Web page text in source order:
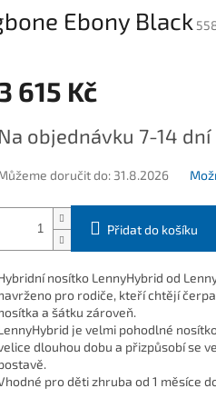
Ebony Black
615 Kč
cena:
Na objednávku 7-14 dní
doručit do: 31.8.2026
Přidat do košíku
nosítko LennyHybrid od
pro rodiče, kteří chtějí
a šátku zároveň.
je velmi pohodlné
dlouhou dobu a přizpůsobí se
pro děti zhruba od 1 měsíce